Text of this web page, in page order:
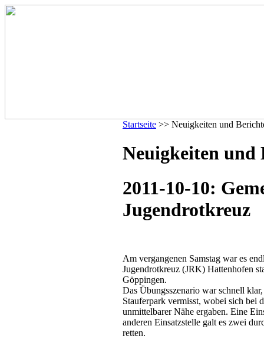
Startseite >> Neuigkeiten und
Neuigkeiten und
2011-10-10:
Jugendrotkreuz
Am vergangenen Samstag war es
Jugendrotkreuz (JRK) Hattenhofen
Göppingen.
Das Übungsszenario war schnell
Stauferpark vermisst, wobei sich bei
unmittelbarer Nähe ergaben. Eine
anderen Einsatzstelle galt es zwei
retten.